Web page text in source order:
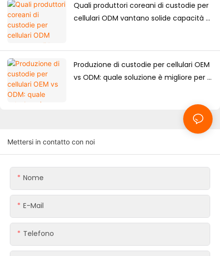
Quali produttori coreani di custodie per
cellulari ODM vantano solide capacità di
Produzione di custodie per cellulari OEM
vs ODM: quale soluzione è migliore per i
Mettersi in contatto con noi
Nome
E-Mail
Telefono